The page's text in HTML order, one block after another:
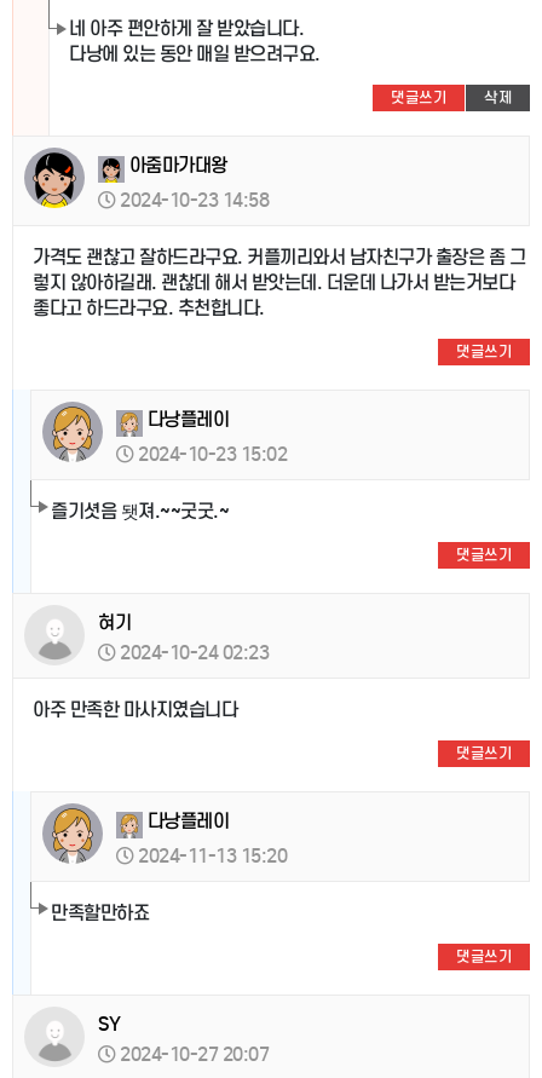
네 아주 편안하게 잘 받았습니다.
다낭에 있는 동안 매일 받으려구요.
댓글쓰기 삭제
아줌마가대왕
2024-10-23 14:58
가격도 괜찮고 잘하드라구요. 커플끼리와서 남자친구가 출장은 좀 그
렇지 않아하길래. 괜찮데 해서 받앗는데. 더운데 나가서 받는거보다
좋다고 하드라구요. 추천합니다.
댓글쓰기
다낭플레이
2024-10-23 15:02
즐기셧음 됏져.~~굿굿.~
댓글쓰기
혀기
2024-10-24 02:23
아주 만족한 마사지였습니다
댓글쓰기
다낭플레이
2024-11-13 15:20
만족할만하죠
댓글쓰기
SY
2024-10-27 20:07